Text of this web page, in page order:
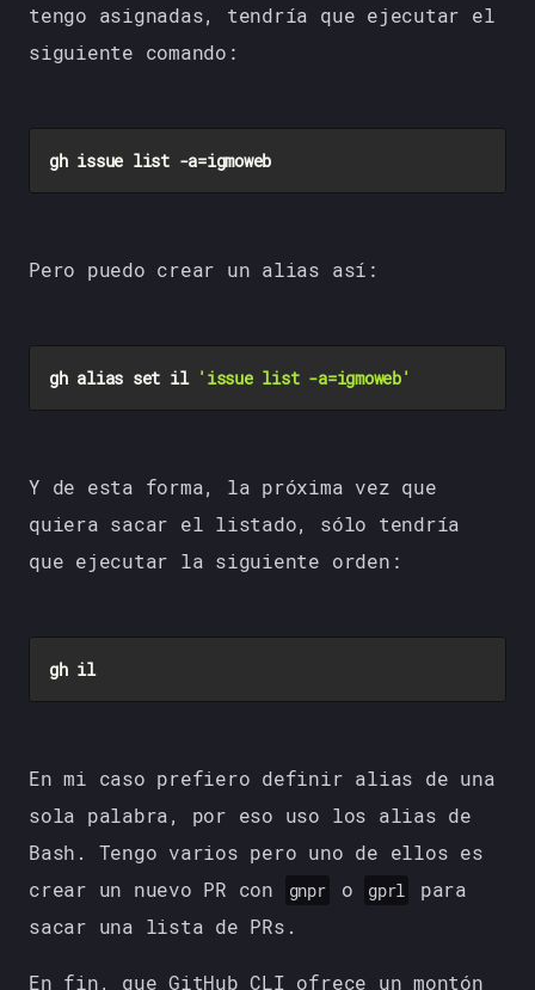
tengo asignadas, tendría que ejecutar el
siguiente comando:
Pero puedo crear un alias así:
gh alias set il 'issue list -a=igmoweb'
Y de esta forma, la próxima vez que
quiera sacar el listado, sólo tendría
que ejecutar la siguiente orden:
gh il
En mi caso prefiero definir alias de una
sola palabra, por eso uso los alias de
Bash. Tengo varios pero uno de ellos es
crear un nuevo PR con
gnpr o gprl
para
sacar una lista de PRs.
En fin, que GitHub CLI ofrece un montón